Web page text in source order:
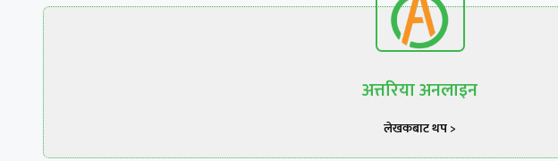
अत्तरिया अनलाइन
लेखकबाट थप >